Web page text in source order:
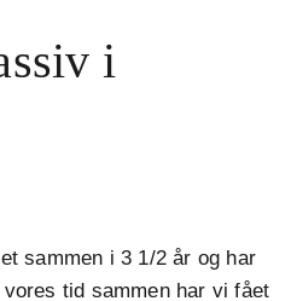
i
sammen i 3 1/2 år og har
tid sammen har vi fået